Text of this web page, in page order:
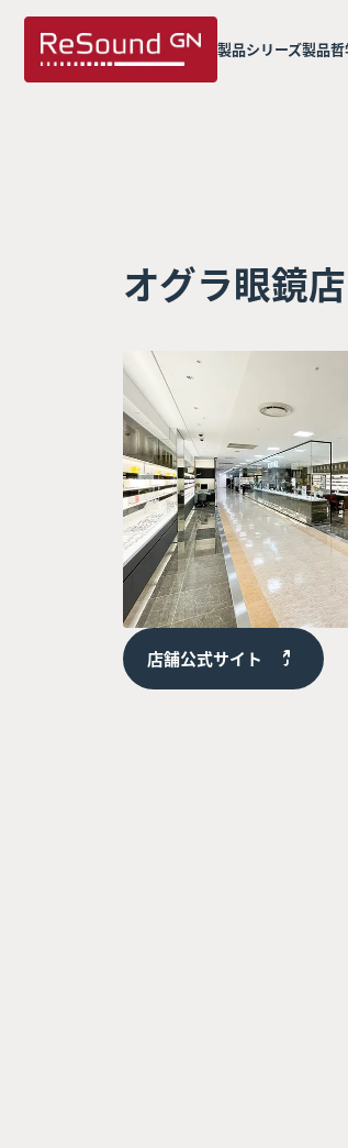
製品シリーズ製品哲
オグラ眼鏡
店舗公式サイト